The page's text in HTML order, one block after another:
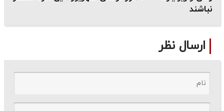
نباشند
ارسال نظر